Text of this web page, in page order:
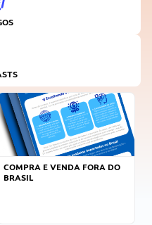
COMPRA E VENDA FORA DO
BRASIL